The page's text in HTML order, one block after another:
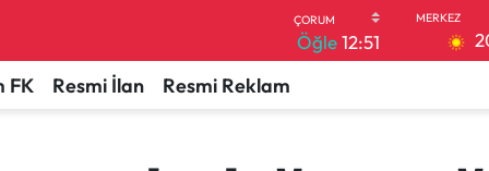
Öğle12:51
FK Resmi İlan Resmi Reklam